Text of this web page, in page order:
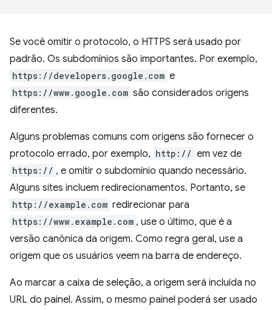
Se você omitir o protocolo, o HTTPS será usado por
padrão. Os subdomínios são importantes. Por exemplo,
https://developers.google.com e
https://www.google.com são considerados origens
diferentes.
Alguns problemas comuns com origens são fornecer o
protocolo errado, por exemplo, http:// em vez de
https:// , e omitir o subdomínio quando necessário.
Alguns sites incluem redirecionamentos. Portanto, se
http://example.com redirecionar para
https://www.example.com , use o último, que é a
versão canônica da origem. Como regra geral, use a
origem que os usuários veem na barra de endereço.
Ao marcar a caixa de seleção, a origem será incluída no
URL do painel. Assim, o mesmo painel poderá ser usado